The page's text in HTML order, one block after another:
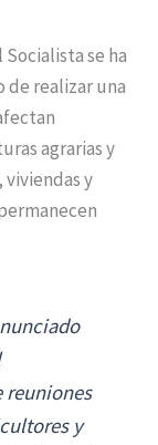
se ha
de realizar una
agrarias y
viviendas y
reuniones
y